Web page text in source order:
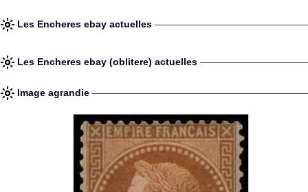
Les Encheres ebay actuelles
Les Encheres ebay (oblitere) actuelles
Image agrandie